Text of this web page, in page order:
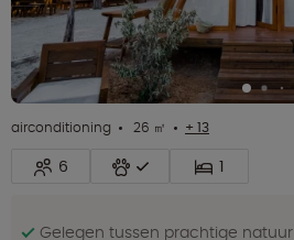
airconditioning 26 ㎡ + 13
6 1
Gelegen tussen prachtige natuur